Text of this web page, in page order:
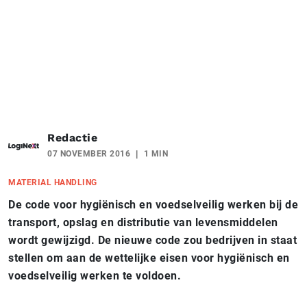
Redactie
07 NOVEMBER 2016 1 MIN
MATERIAL HANDLING
De code voor hygiënisch en voedselveilig werken bij de
transport, opslag en distributie van levensmiddelen
wordt gewijzigd. De nieuwe code zou bedrijven in staat
stellen om aan de wettelijke eisen voor hygiënisch en
voedselveilig werken te voldoen.